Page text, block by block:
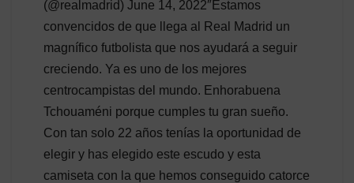
(@realmadrid) June 14, 2022″Estamos
convencidos de que llega al Real Madrid un
magnífico futbolista que nos ayudará a seguir
creciendo. Ya es uno de los mejores
centrocampistas del mundo. Enhorabuena
Tchouaméni porque cumples tu gran sueño.
Con tan solo 22 años tenías la oportunidad de
elegir y has elegido este escudo y esta
camiseta con la que hemos conseguido catorce